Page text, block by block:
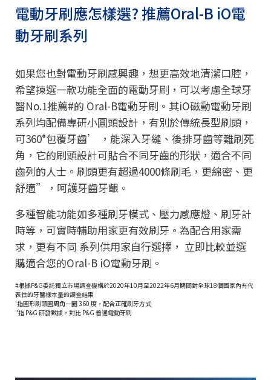
電動牙刷應怎樣選? 推薦Oral-B iO電
動牙刷系列
如果您也對電動牙刷感興趣，想更高效地清潔口腔，
希望揀選一款功能全面的電動牙刷，可以考慮全球牙
醫No.1推薦#的 Oral-B電動牙刷。其iO磁動電動牙刷
系列均配備專研小圓頭設計，有別於傳統長型刷頭，
可360°包覆牙齒’ ，能深入牙縫、後排牙齒等難刷死
角，它的刷頭設計可貼合不同牙齒的形狀，適合不同
齒列的人士。刷頭更有超過4000條刷毛，更綿密、更
舒適”，呵護牙齒牙齦。
多種智能功能如多種刷牙模式、壓力感應燈、刷牙計
時等，可實時輔助用家更有效刷牙。為配合用家需
求，更有不同 系列供用家自行選擇， 立即比較並選
購適合您的Oral-B iO電動牙刷。
#根據P&G委託獨立市場調查機構於2020年10月至2022年6月期間對全球18個國家內有代
表性的牙醫樣本量的調查結果
'指圓形刷頭圓周角一圈 360 度，配合正確刷牙方式
"指 P&G 研發數據，對比 P&G 普通電動牙刷